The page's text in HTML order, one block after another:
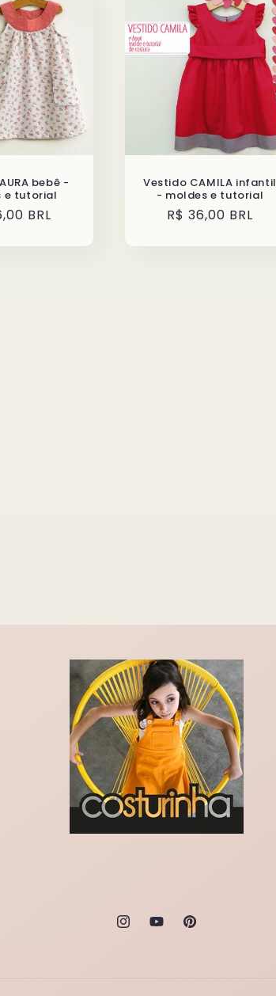
bebê -
e tutorial
BRL
Vestido CAMILA infantil
- moldes e tutorial
Preço
R$ 36,00 BRL
InstagramYouTubePinterest